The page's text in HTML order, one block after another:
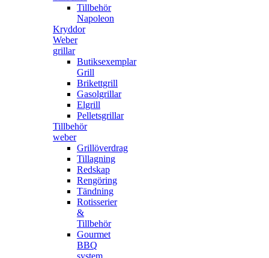
Tillbehör
Napoleon
Kryddor
Weber
grillar
Butiksexemplar
Grill
Brikettgrill
Gasolgrillar
Elgrill
Pelletsgrillar
Tillbehör
weber
Grillöverdrag
Tillagning
Redskap
Rengöring
Tändning
Rotisserier
&
Tillbehör
Gourmet
BBQ
system